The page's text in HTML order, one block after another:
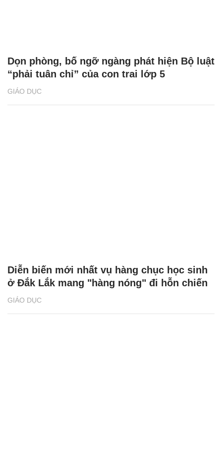
GIÁO DỤC
Dọn phòng, bố ngỡ ngàng phát hiện Bộ luật
“phải tuân chỉ” của con trai lớp 5
GIÁO DỤC
Diễn biến mới nhất vụ hàng chục học sinh
ở Đắk Lắk mang "hàng nóng" đi hỗn chiến